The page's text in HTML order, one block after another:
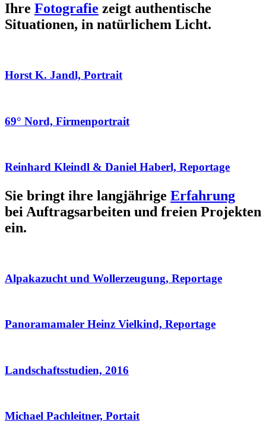
Ihre Fotografie zeigt authentische
Situationen, in natürlichem Licht.
Horst K. Jandl, Portrait
69° Nord, Firmenportrait
Reinhard Kleindl & Daniel Haberl, Reportage
Sie bringt ihre langjährige Erfahrung
bei Auftragsarbeiten und freien Projekten
ein.
Alpakazucht und Wollerzeugung, Reportage
Panoramamaler Heinz Vielkind, Reportage
Landschaftsstudien, 2016
Michael Pachleitner, Portait